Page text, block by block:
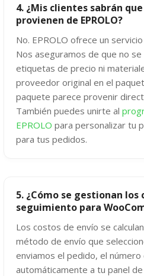
4. ¿Mis clientes sabrán
provienen de EPROLO?
No. EPROLO ofrece un
Nos aseguramos de que no se
etiquetas de precio ni
proveedor original en el
paquete parece provenir
También puedes unirte al
EPROLO para personalizar tu
para tus pedidos.
5. ¿Cómo se gestionan los
seguimiento para
Los costos de envío se
método de envío que
enviamos el pedido, el
automáticamente a tu panel